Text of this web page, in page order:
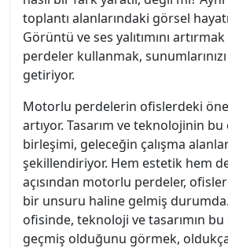
toplantı alanlarındaki görsel
Görüntü ve ses yalıtımını
perdeler kullanmak,
getiriyor.
Motorlu perdelerin ofislerdeki
artıyor. Tasarım ve teknolojinin
birleşimi, geleceğin çalışma
şekillendiriyor. Hem estetik hem
açısından motorlu perdeler,
bir unsuru haline gelmiş
ofisinde, teknoloji ve tasarımın
geçmiş olduğunu görmek,